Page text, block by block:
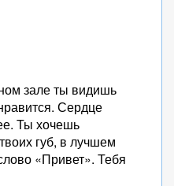
зале ты видишь
Сердце
Ты хочешь
губ, в лучшем
«Привет». Тебя